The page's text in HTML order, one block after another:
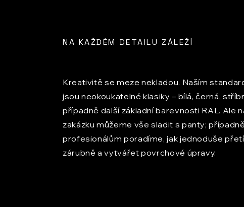
NA KAŽDÉM DETAILU ZÁLEŽÍ
Kreativitě se meze nekladou. Naším
jsou neokoukatelné klasiky – bílá, černá,
případně další základní barevnosti RAL. Ale
zakázku můžeme vše sladit s panty; případně
profesionálům poradíme, jak jednoduše
zárubně a vytvářet povrchové úpravy.